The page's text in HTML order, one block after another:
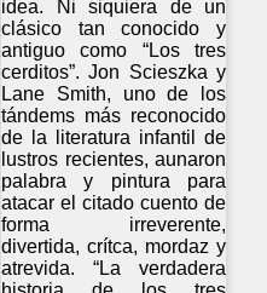
idea. Ni siquiera de un
clásico tan conocido y
antiguo como “Los tres
cerditos”. Jon Scieszka y
Lane Smith, uno de los
tándems más reconocido
de la literatura infantil de
lustros recientes, aunaron
palabra y pintura para
atacar el citado cuento de
forma irreverente,
divertida, crítca, mordaz y
atrevida. “La verdadera